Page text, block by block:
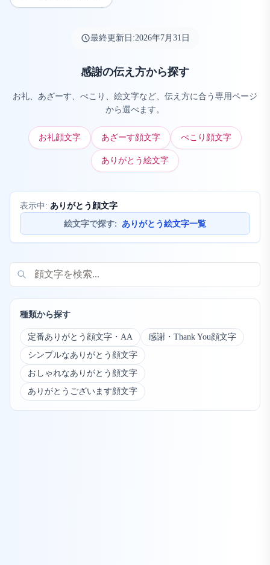
最終更新日:2026年7月31日
感謝の伝え方から探す
お礼、あざーす、ぺこり、絵文字など、伝え方に合う専用ページ
から選べます。
お礼顔文字 あざーす顔文字 ぺこり顔文字
ありがとう絵文字
表示中: ありがとう顔文字
絵文字で探す: ありがとう絵文字一覧
種類から探す
定番ありがとう顔文字・AA
感謝・Thank You顔文字
シンプルなありがとう顔文字
おしゃれなありがとう顔文字
ありがとうございます顔文字